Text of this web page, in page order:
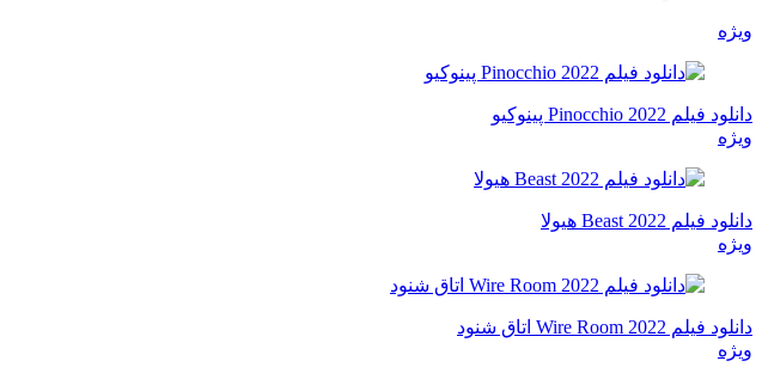
ویژه
دانلود فیلم Pinocchio 2022 پینوکیو
ویژه
دانلود فیلم Beast 2022 هیولا
ویژه
دانلود فیلم Wire Room 2022 اتاق شنود
ویژه